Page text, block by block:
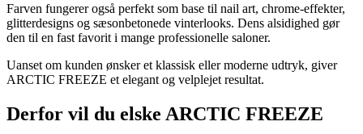
Farven fungerer også perfekt som base til nail art, chrome-effekter,
glitterdesigns og sæsonbetonede vinterlooks. Dens alsidighed gør
den til en fast favorit i mange professionelle saloner.
Uanset om kunden ønsker et klassisk eller moderne udtryk, giver
ARCTIC FREEZE et elegant og velplejet resultat.
Derfor vil du elske ARCTIC FREEZE